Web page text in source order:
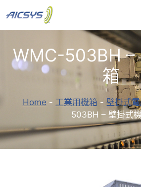
至
主
WMC-503BH –
箱
Home - 工業用機箱 - 壁掛式
503BH – 壁掛式